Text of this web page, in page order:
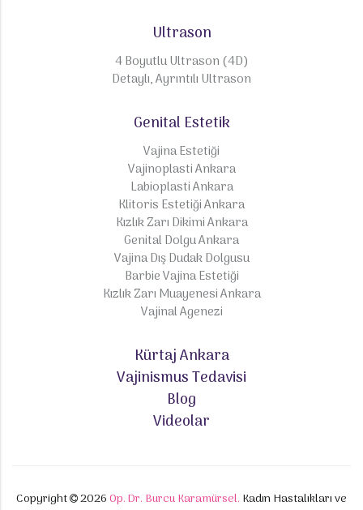
Ultrason
4 Boyutlu Ultrason (4D)
Detaylı, Ayrıntılı Ultrason
Genital Estetik
Vajina Estetiği
Vajinoplasti Ankara
Labioplasti Ankara
Klitoris Estetiği Ankara
Kızlık Zarı Dikimi Ankara
Genital Dolgu Ankara
Vajina Dış Dudak Dolgusu
Barbie Vajina Estetiği
Kızlık Zarı Muayenesi Ankara
Vajinal Agenezi
Kürtaj Ankara
Vajinismus Tedavisi
Blog
Videolar
Copyright 2026Op. Dr. Burcu Karamürsel. Kadın Hastalıkları ve